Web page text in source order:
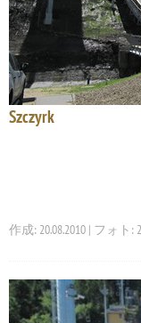
Szczyrk
作成: 20.08.2010 | フォト: